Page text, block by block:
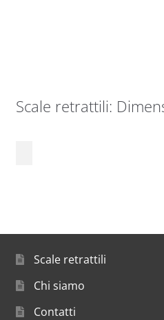
Scale retrattili:
Scale retrattili
Chi siamo
Contatti